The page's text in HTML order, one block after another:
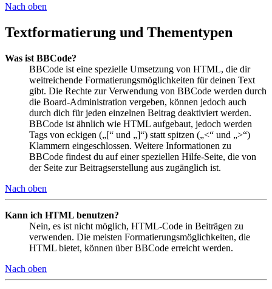
Nach oben
Textformatierung und Thementypen
Was ist BBCode?
BBCode ist eine spezielle Umsetzung von HTML, die dir
weitreichende Formatierungsmöglichkeiten für deinen Text
gibt. Die Rechte zur Verwendung von BBCode werden durch
die Board-Administration vergeben, können jedoch auch
durch dich für jeden einzelnen Beitrag deaktiviert werden.
BBCode ist ähnlich wie HTML aufgebaut, jedoch werden
Tags von eckigen („[“ und „]“) statt spitzen („<“ und „>“)
Klammern eingeschlossen. Weitere Informationen zu
BBCode findest du auf einer speziellen Hilfe-Seite, die von
der Seite zur Beitragserstellung aus zugänglich ist.
Nach oben
Kann ich HTML benutzen?
Nein, es ist nicht möglich, HTML-Code in Beiträgen zu
verwenden. Die meisten Formatierungsmöglichkeiten, die
HTML bietet, können über BBCode erreicht werden.
Nach oben